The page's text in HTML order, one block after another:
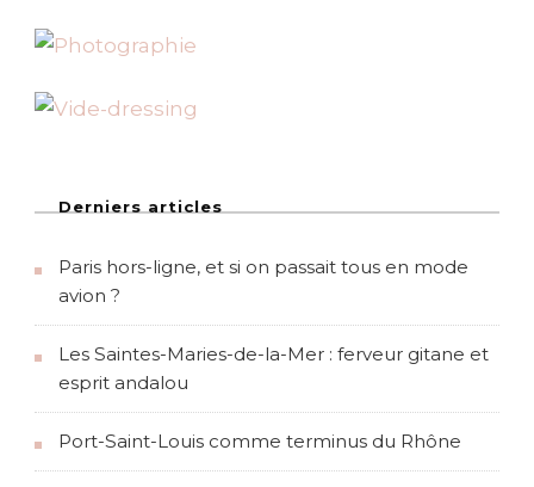
f
t
v
r
Derniers articles
Paris hors-ligne, et si on passait tous en mode
avion ?
Les Saintes-Maries-de-la-Mer : ferveur gitane et
esprit andalou
Port-Saint-Louis comme terminus du Rhône